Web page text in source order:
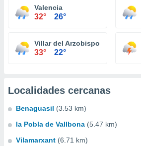
Valencia
32° 26°
Villar del Arzobispo
33° 22°
Localidades cercanas
Benaguasil (3.53 km)
la Pobla de Vallbona (5.47 km)
Vilamarxant (6.71 km)